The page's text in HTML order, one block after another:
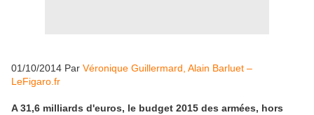
01/10/2014 Par Véronique Guillermard, Alain Barluet –
LeFigaro.fr
A 31,6 milliards d'euros, le budget 2015 des armées, hors